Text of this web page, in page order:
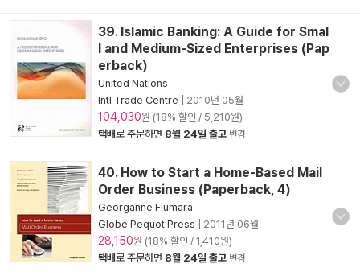
39. Islamic Banking: A Guide for Smal
l and Medium-Sized Enterprises (Pap
erback)
United Nations
Intl Trade Centre
2010년 05월
104,030원 (18% 할인 / 5,210원)
택배로 주문하면 8월 24일 출고 변경
40. How to Start a Home-Based Mail
Order Business (Paperback, 4)
Georganne Fiumara
Globe Pequot Press
2011년 06월
28,150원 (18% 할인 / 1,410원)
택배로 주문하면 8월 24일 출고 변경